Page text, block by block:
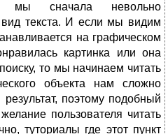
мы сначала невольно
текста. И если мы видим
на графическом
картинка или она
то мы начинаем читать
объекта нам сложно
поэтому подобный
пользователя читать
туториалы где этот пункт